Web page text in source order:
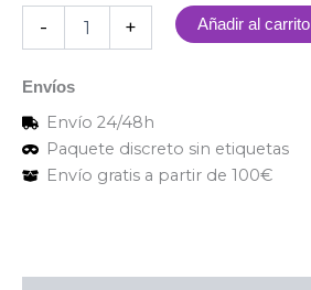
- + Añadir al carrito
Envíos
Envío 24/48h
Paquete discreto sin etiquetas
Envío gratis a partir de 100€